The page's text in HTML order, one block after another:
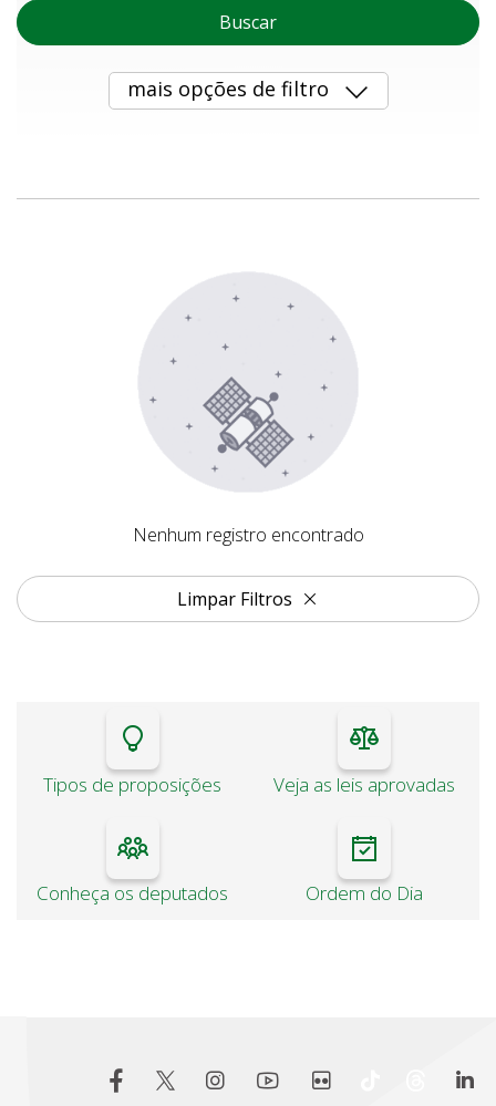
Buscar
mais opções de filtro
Nenhum registro encontrado
Nenhum registro encontrado
Limpar Filtros
Tipos de proposições Veja as leis aprovadas
Conheça os deputados Ordem do Dia